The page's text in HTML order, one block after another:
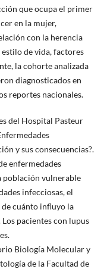
que ocupa el primer
en la mujer,
con la herencia
de vida, factores
la cohorte analizada
diagnosticados en
reportes nacionales.
del Hospital Pasteur
y sus consecuencias?.
enfermedades
población vulnerable
infecciosas, el
de cuánto influyo la
pacientes con lupus
Biología Molecular y
de la Facultad de